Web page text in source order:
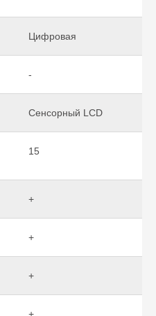
Цифровая
-
Сенсорный LCD
15
+
+
+
+